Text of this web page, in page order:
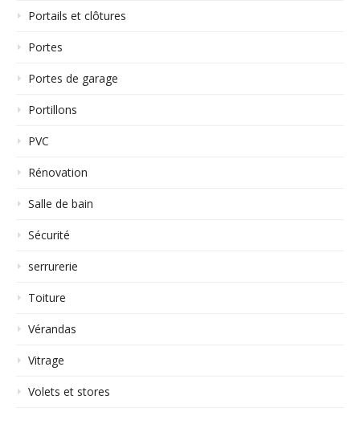
Portails et clôtures
Portes
Portes de garage
Portillons
PVC
Rénovation
Salle de bain
Sécurité
serrurerie
Toiture
Vérandas
Vitrage
Volets et stores